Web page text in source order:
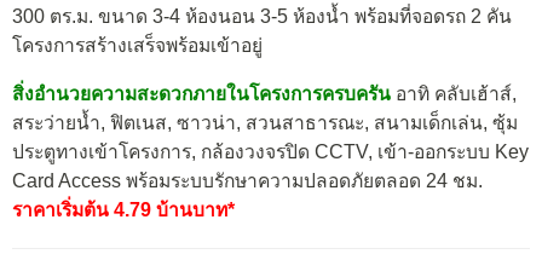
300 ตร.ม. ขนาด 3-4 ห้องนอน 3-5 ห้องน้ำ พร้อมที่จอดรถ 2 คัน
โครงการสร้างเสร็จพร้อมเข้าอยู่
สิ่งอำนวยความสะดวกภายในโครงการครบครัน อาทิ คลับเฮ้าส์,
สระว่ายน้ำ, ฟิตเนส, ซาวน่า, สวนสาธารณะ, สนามเด็กเล่น, ซุ้ม
ประตูทางเข้าโครงการ, กล้องวงจรปิด CCTV, เข้า-ออกระบบ Key
Card Access พร้อมระบบรักษาความปลอดภัยตลอด 24 ชม.
ราคาเริ่มต้น 4.79 บ้านบาท*